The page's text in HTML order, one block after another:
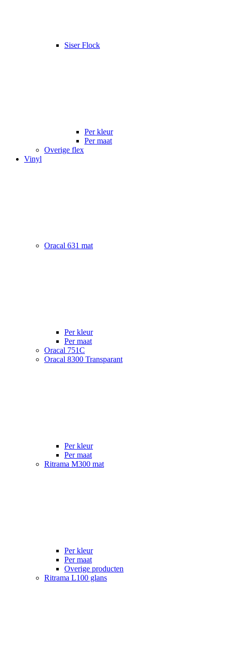
Siser Flock
Per kleur
Per maat
Overige flex
Vinyl
Oracal 631 mat
Per kleur
Per maat
Oracal 751C
Oracal 8300 Transparant
Per kleur
Per maat
Ritrama M300 mat
Per kleur
Per maat
Overige producten
Ritrama L100 glans